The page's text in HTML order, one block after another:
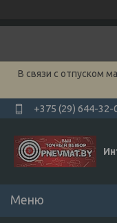
В связи с отпуском
+375 (29) 644-32-